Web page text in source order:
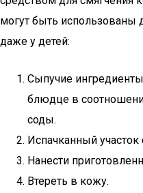
могут быть использованы
даже у детей:
Сыпучие
блюдце в
соды.
Испачканный участок
Нанести
Втереть в кожу.